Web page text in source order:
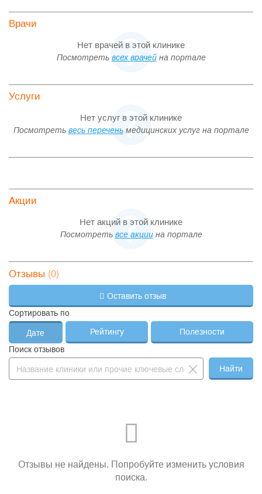
Врачи
Нет врачей в этой клинике
Посмотреть всех врачейна портале
Услуги
Нет услуг в этой клинике
Посмотреть весь переченьмедицинских услуг на портале
Акции
Нет акций в этой клинике
Посмотреть все акциина портале
Отзывы (0)
Оставить отзыв
Сортировать по
Дате Рейтингу
Полезности
Поиск отзывов
Найти
Отзывы не найдены. Попробуйте изменить условия
поиска.